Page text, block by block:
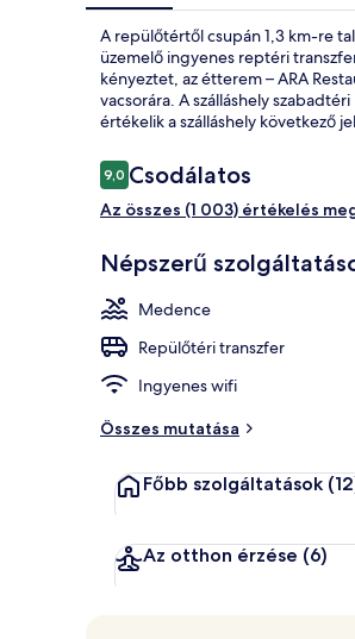
A repülőtértől csupán 1,3 km-re
üzemelő ingyenes reptéri
kényeztet, az étterem – ARA
vacsorára. A szálláshely
értékelik a szálláshely következő
Értékelések
9,09,0 ennyiből: 10
Csodálatos
Az összes (1 003) értékelés
Népszerű
Medence
Repülőtéri transzfer
Ingyenes wifi
Összes mutatása
Főbb szolgáltatások
Az otthon érzése (6)